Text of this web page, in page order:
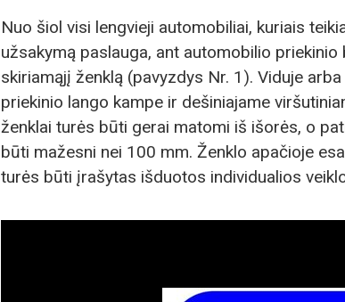
Nuo šiol visi lengvieji automobiliai, kuriais
užsakymą paslauga, ant automobilio
skiriamąjį ženklą (pavyzdys Nr. 1). Viduje
priekinio lango kampe ir dešiniajame
ženklai turės būti gerai matomi iš išorės, o
būti mažesni nei 100 mm. Ženklo apačioje
turės būti įrašytas išduotos individualios